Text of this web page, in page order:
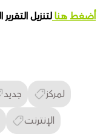
أضغط هنالتنزيل
جديد
لمركز
الإنترنت